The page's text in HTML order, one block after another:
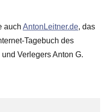
auch AntonLeitner.de, das
Tagebuch des
Verlegers Anton G.